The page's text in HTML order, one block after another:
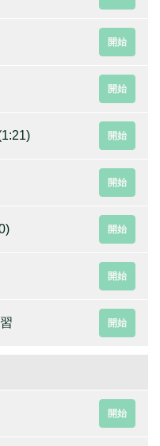
開始
開始
開始
開始
開始
開始
開始
開始